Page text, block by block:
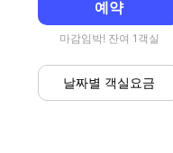
예약
마감임박! 잔여 1객실
날짜별 객실요금